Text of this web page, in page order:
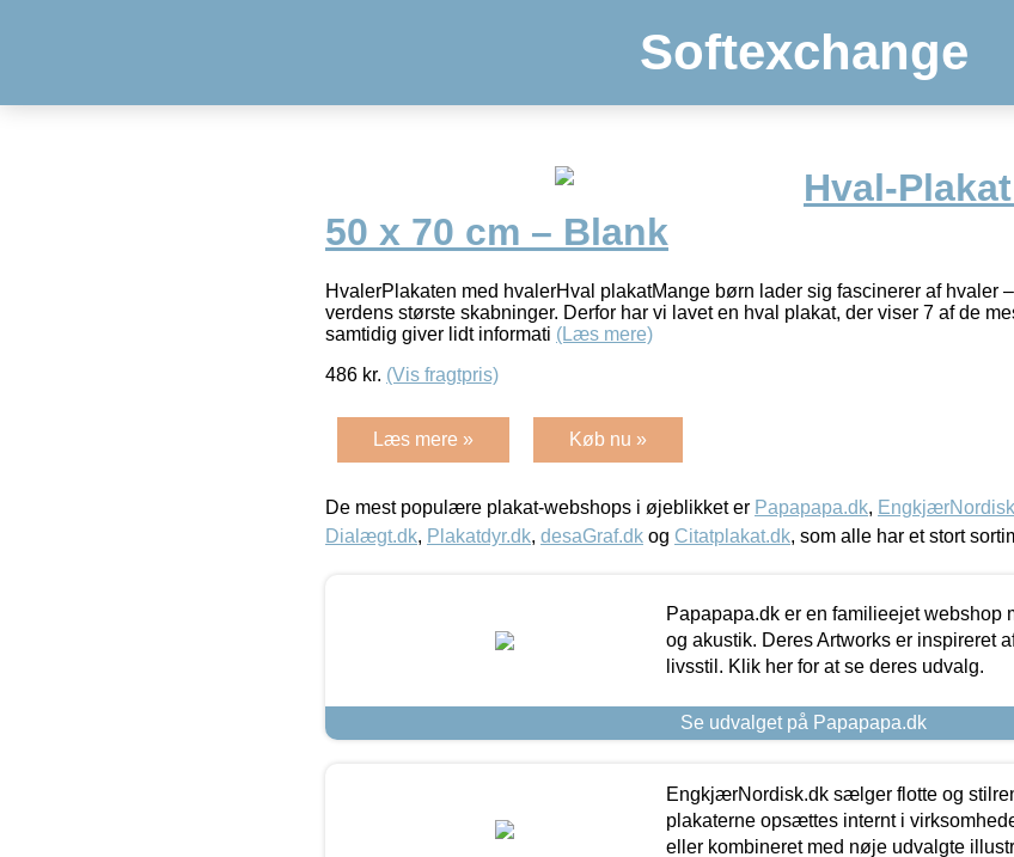
Softexchange
Hval-
50 x 70 cm – Blank
HvalerPlakaten med hvalerHval plakatMange børn lader sig fascinerer af hvaler
verdens største skabninger. Derfor har vi lavet en hval plakat, der viser 7 af de
samtidig giver lidt informati (Læs mere)
486 kr. (Vis fragtpris)
Læs mere » Køb nu »
De mest populære plakat-webshops i øjeblikket er Papapapa.dk,
Dialægt.dk, Plakatdyr.dk, desaGraf.dk og Citatplakat.dk, som alle har et stort
Papapapa.dk er en familieejet webshop
og akustik. Deres Artworks er inspireret
livsstil. Klik her for at se deres udvalg.
Se udvalget på Papapapa.dk
EngkjærNordisk.dk sælger flotte og
plakaterne opsættes internt i
eller kombineret med nøje udvalgte